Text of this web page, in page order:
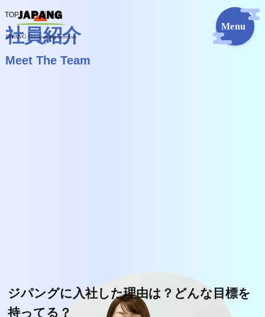
TOP 社員紹介
社員紹介
Meet The Team
ジパングに入社した理由は？どんな目標を
持ってる？